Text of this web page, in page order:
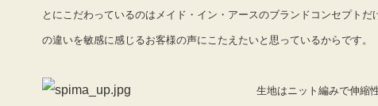
とにこだわっているのはメイド・イン・アースのブランドコンセプトだ
の違いを敏感に感じるお客様の声にこたえたいと思っているからです。
生地はニット編みで伸縮